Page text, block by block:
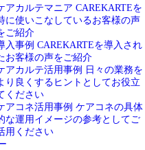
アカルテマニア CAREKARTEを
に使いこなしているお客様の声
ご紹介
入事例 CAREKARTEを導入され
お客様の声をご紹介
アカルテ活用事例
日々の業務を
り良くするヒントとしてお役立
ください
アコネ活用事例 ケアコネの具体
な運用イメージの参考としてご
用ください
ホームネッ